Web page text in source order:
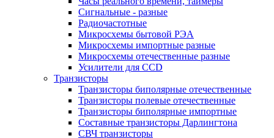
Сигнальные - разные
Радиочастотные
Микросхемы бытовой РЭА
Микросхемы импортные разные
Микросхемы отечественные разные
Усилители для CCD
Транзисторы
Транзисторы биполярные отечественные
Транзисторы полевые отечественные
Транзисторы биполярные импортные
Составные транзисторы Дарлингтона
СВЧ транзисторы